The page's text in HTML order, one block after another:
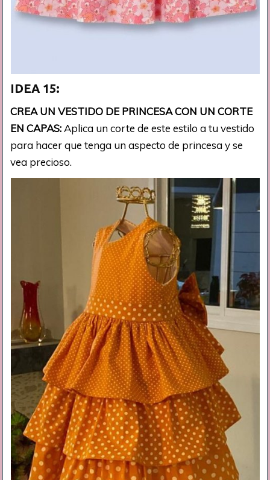
IDEA 15:
CREA UN VESTIDO DE PRINCESA CON UN CORTE
EN CAPAS: Aplica un corte de este estilo a tu vestido
para hacer que tenga un aspecto de princesa y se
vea precioso.